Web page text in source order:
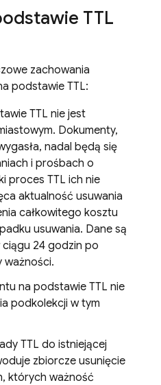
TTL
zachowania
podstawie TTL:
TTL nie jest
Dokumenty,
nadal będą się
i prośbach o
proces TTL ich nie
aktualność usuwania
całkowitego kosztu
usuwania. Dane są
ciągu 24 godzin po
ważności.
na podstawie TTL nie
podkolekcji w tym
TTL do istniejącej
zbiorcze usunięcie
których ważność